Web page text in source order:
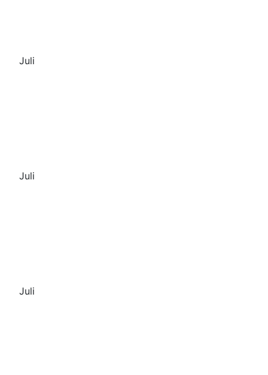
Juli
Juli
Juli